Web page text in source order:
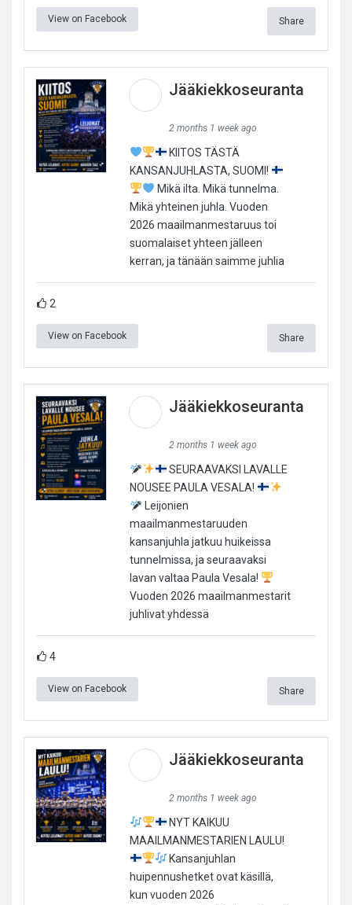
View on Facebook Share
Jääkiekkoseuranta
2 months 1 week ago
KIITOS TÄSTÄ
KANSANJUHLASTA, SUOMI!
Mikä ilta. Mikä tunnelma.
Mikä yhteinen juhla. Vuoden
2026 maailmanmestaruus toi
suomalaiset yhteen jälleen
kerran, ja tänään saimme juhlia
2
View on Facebook Share
Jääkiekkoseuranta
2 months 1 week ago
SEURAAVAKSI LAVALLE
NOUSEE PAULA VESALA!
Leijonien
maailmanmestaruuden
kansanjuhla jatkuu huikeissa
tunnelmissa, ja seuraavaksi
lavan valtaa Paula Vesala!
Vuoden 2026 maailmanmestarit
juhlivat yhdessä
4
View on Facebook Share
Jääkiekkoseuranta
2 months 1 week ago
NYT KAIKUU
MAAILMANMESTARIEN LAULU!
Kansanjuhlan
huipennushetket ovat käsillä,
kun vuoden 2026